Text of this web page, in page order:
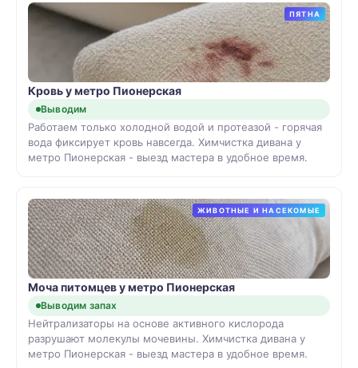
ПЯТНА
Кровь у метро Пионерская
Выводим
Работаем только холодной водой и протеазой - горячая
вода фиксирует кровь навсегда. Химчистка дивана у
метро Пионерская - выезд мастера в удобное время.
ЖИВОТНЫЕ И НАСЕКОМЫЕ
Моча питомцев у метро Пионерская
Выводим запах
Нейтрализаторы на основе активного кислорода
разрушают молекулы мочевины. Химчистка дивана у
метро Пионерская - выезд мастера в удобное время.